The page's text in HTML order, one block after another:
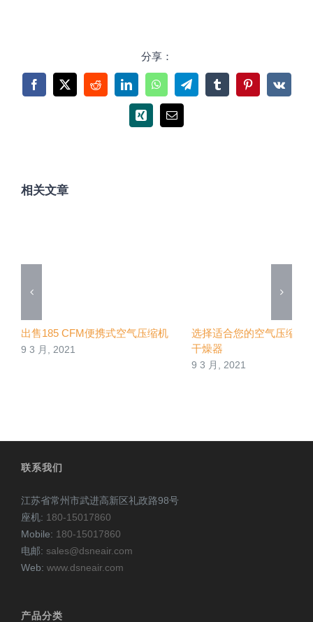
分享：
Facebook
X RedditLinkedInWhatsAppTelegramTumblrPinterest
Vk
Xing
电
相关文章
出售185 CFM便携式空气压缩机
9 3 月, 2021
选择适合您的空气压缩机
干燥器
9 3 月, 2021
联系我们
江苏省常州市武进高新区礼政路98号
座机: 180-15017860
Mobile: 180-15017860
电邮: sales@dsneair.com
Web: www.dsneair.com
产品分类